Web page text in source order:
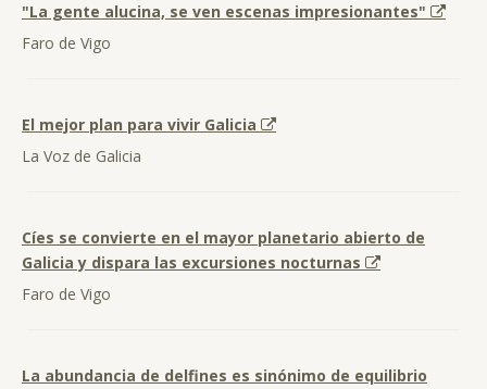
"La gente alucina, se ven escenas impresionantes"
Faro de Vigo
El mejor plan para vivir Galicia
La Voz de Galicia
Cíes se convierte en el mayor planetario abierto de
Galicia y dispara las excursiones nocturnas
Faro de Vigo
La abundancia de delfines es sinónimo de equilibrio